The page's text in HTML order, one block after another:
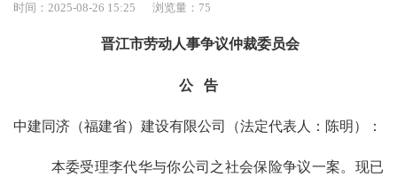
时间：2025-08-26 15:25 浏览量： 75
晋江市劳动人事争议仲裁委员会
公 告
中建同济（福建省）建设有限公司 （法定代表人： 陈明 ）：
本委受理李代华与你公司之社会保险争议一案。 现已